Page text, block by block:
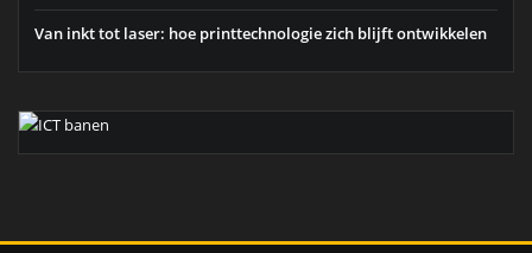
Van inkt tot laser: hoe printtechnologie zich blijft ontwikkelen